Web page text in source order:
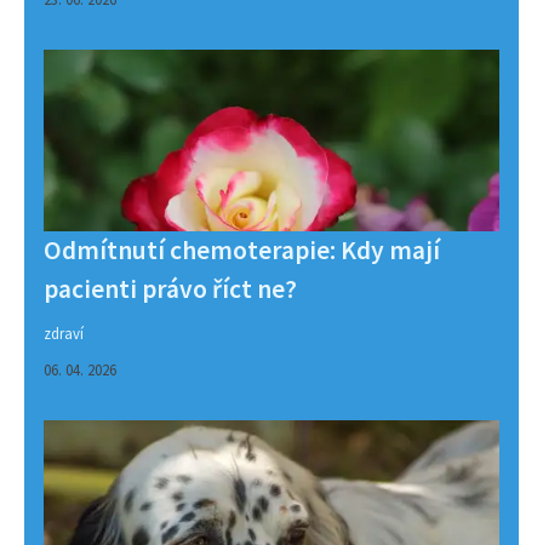
Odmítnutí chemoterapie: Kdy mají
pacienti právo říct ne?
zdraví
06. 04. 2026